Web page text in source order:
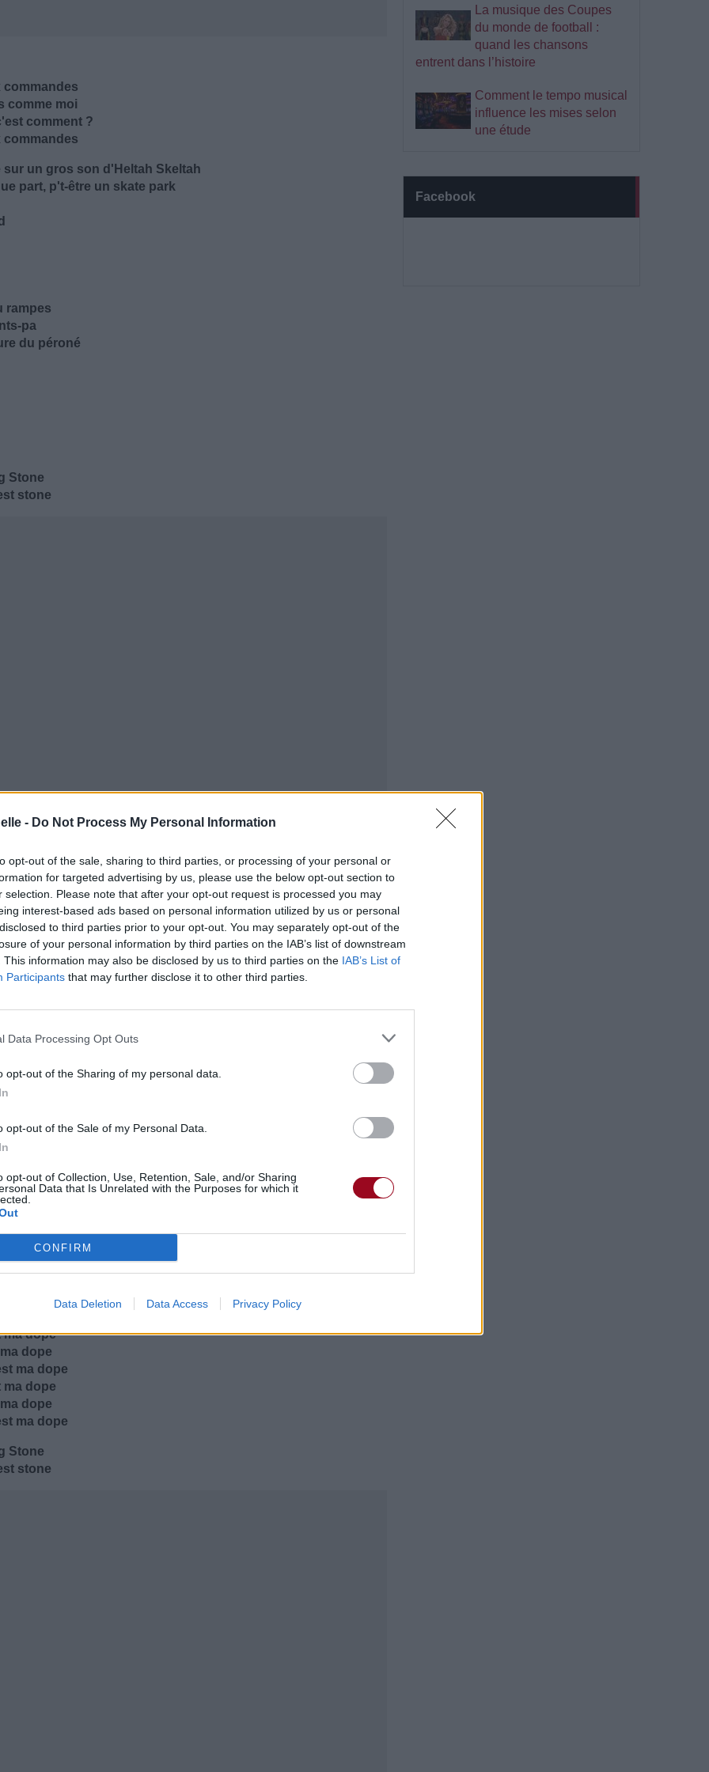
- Do Not Process My Personal Information
opt-out of the sale, sharing to third parties, or processing of your personal or
for targeted advertising by us, please use the below opt-out section to
selection. Please note that after your opt-out request is processed you may
interest-based ads based on personal information utilized by us or personal
to third parties prior to your opt-out. You may separately opt-out of the
of your personal information by third parties on the IAB’s list of downstream
This information may also be disclosed by us to third parties on the IAB’s List of
Participants that may further disclose it to other third parties.
Data Processing Opt Outs
opt-out of the Sharing of my personal data.
opt-out of the Sale of my Personal Data.
opt-out of Collection, Use, Retention, Sale, and/or Sharing
Data that Is Unrelated with the Purposes for which it
CONFIRM
Data Deletion Data Access Privacy Policy
La musique des Coupes
du monde de football :
quand les chansons
entrent dans l’histoire
Comment le tempo musical
influence les mises selon
une étude
Facebook
commandes
comme moi
comment ?
commandes
un gros son d'Heltah Skeltah
part, p't-être un skate park
rampes
pa
du péroné
Stone
stone
ma dope
ma dope
dope
ma dope
ma dope
dope
ma dope
le ventre
de naan cheese
tous les jeunes nés dans les nineties
d'aïkido
d'white widow
d'Hollande, d'Hollande
donnant-donnant
question d'honneur
un donut donut
d'Hollande
donnant-donnant
ma dope
ma dope
dope
ma dope
ma dope
dope
ma dope
Stone
stone